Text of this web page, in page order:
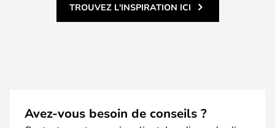
TROUVEZ L'INSPIRATION ICI
Avez-vous besoin de conseils ?